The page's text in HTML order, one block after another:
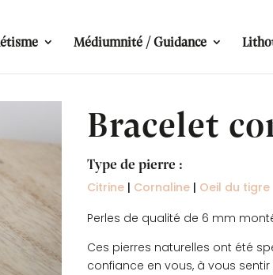
Médiumnité / Guidance
Bracelet
Type de pierre :
Citrine | Cornaline | Oeil du tigre
Perles de qualité de 6 mm
Ces pierres naturelles ont été
confiance en vous, à vous